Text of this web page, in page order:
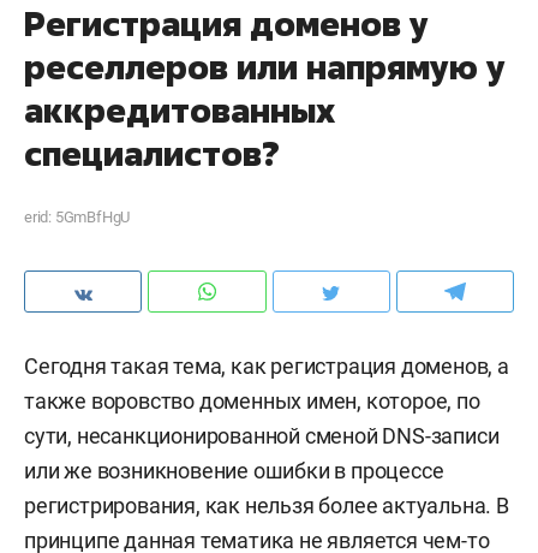
Регистрация доменов у
реселлеров или напрямую у
аккредитованных
специалистов?
erid: 5GmBfHgU
Сегодня такая тема, как регистрация доменов, а
также воровство доменных имен, которое, по
сути, несанкционированной сменой DNS-записи
или же возникновение ошибки в процессе
регистрирования, как нельзя более актуальна. В
принципе данная тематика не является чем-то